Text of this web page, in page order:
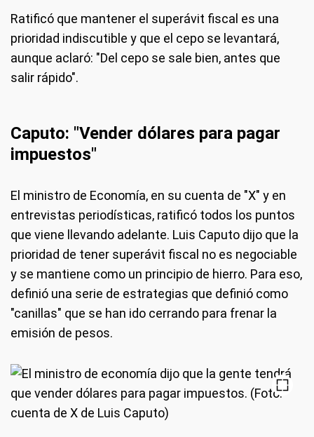
Ratificó que mantener el superávit fiscal es una
prioridad indiscutible y que el cepo se levantará,
aunque aclaró: "Del cepo se sale bien, antes que
salir rápido".
Caputo: "Vender dólares para pagar
impuestos"
El ministro de Economía, en su cuenta de "X" y en
entrevistas periodísticas, ratificó todos los puntos
que viene llevando adelante. Luis Caputo dijo que la
prioridad de tener superávit fiscal no es negociable
y se mantiene como un principio de hierro. Para eso,
definió una serie de estrategias que definió como
"canillas" que se han ido cerrando para frenar la
emisión de pesos.